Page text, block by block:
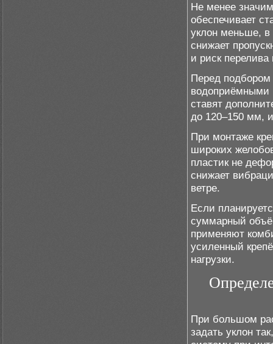
Не менее
обеспечивает
уклон меньше, в
снижает
и риск перелива
Перед
водоприёмными
ставят
до 120–150 мм,
При монтаже
широких
пластик не
снижает
ветре.
Если
суммарный
применяют
усиленный
нагрузки.
При большом
задать уклон